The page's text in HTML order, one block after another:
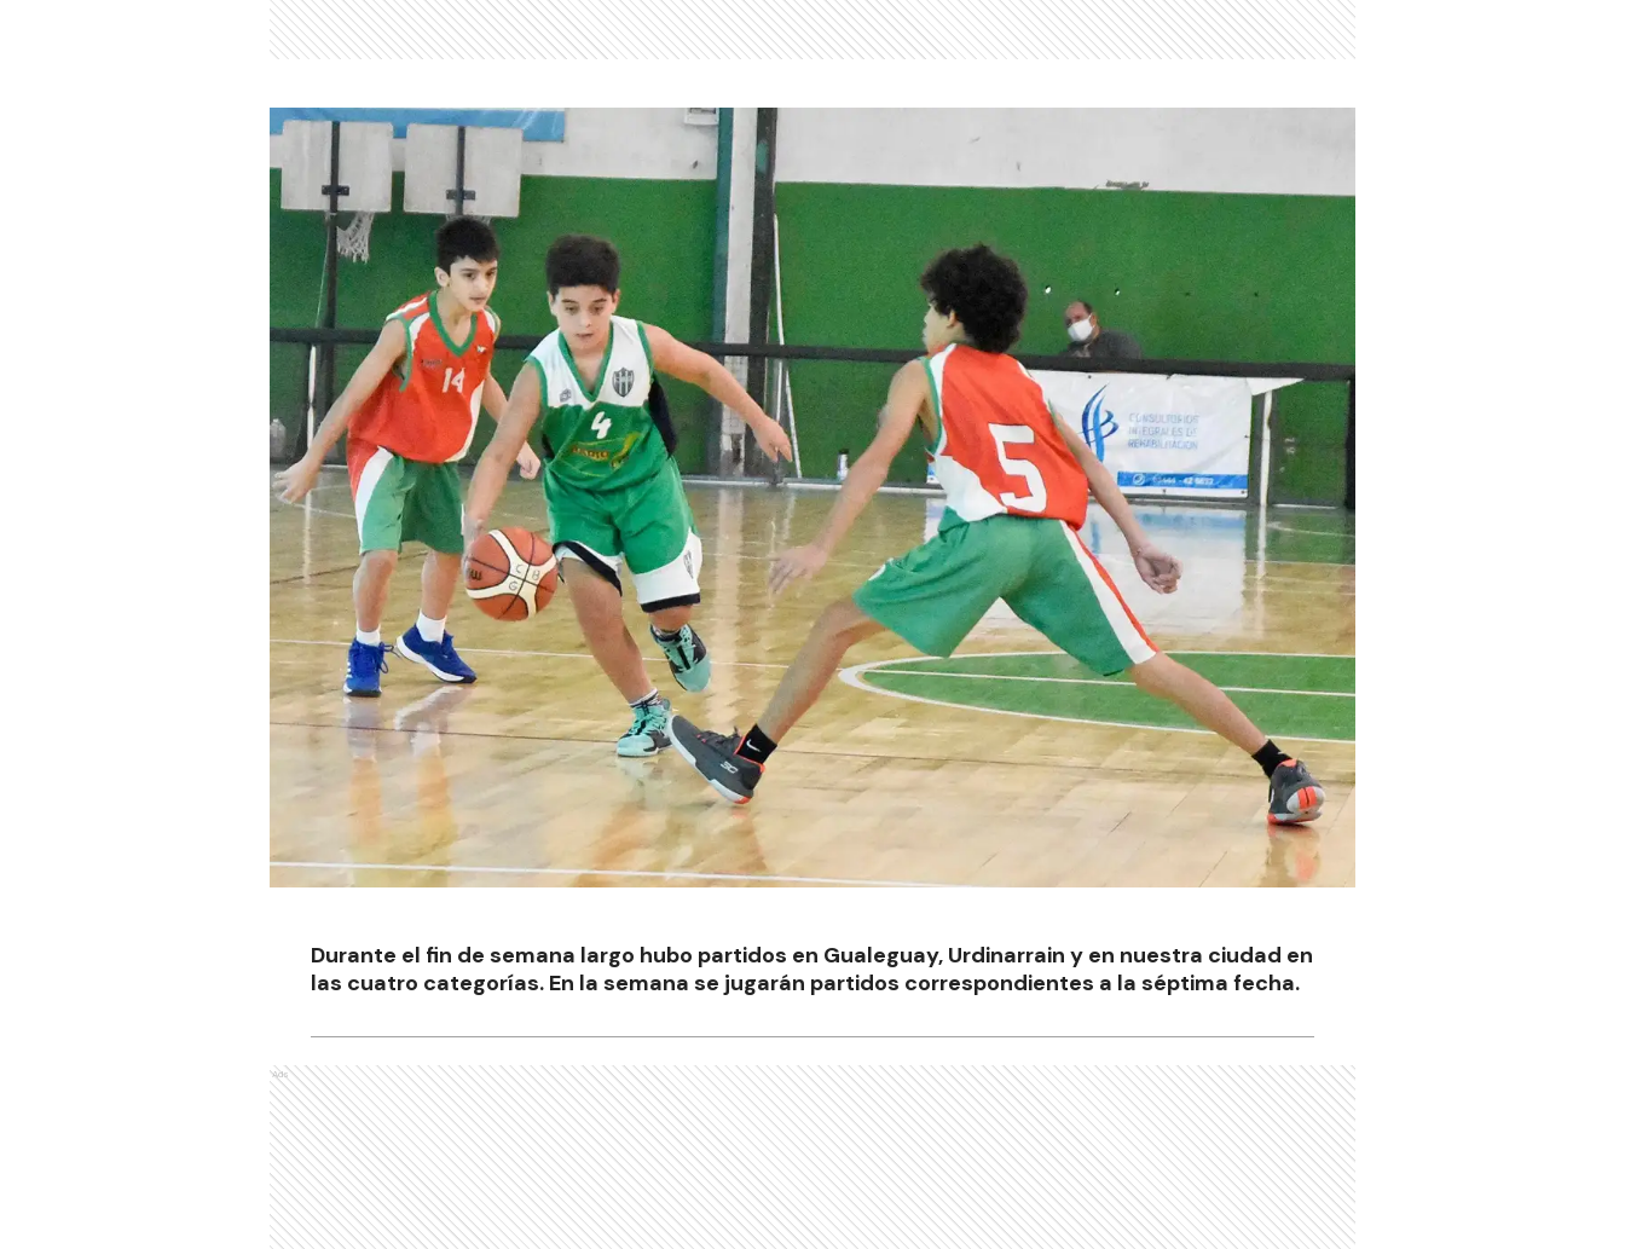
Durante el fin de semana largo hubo partidos en Gualeguay, Urdinarrain y en nuestra ciudad en
las cuatro categorías. En la semana se jugarán partidos correspondientes a la séptima fecha.
Ads